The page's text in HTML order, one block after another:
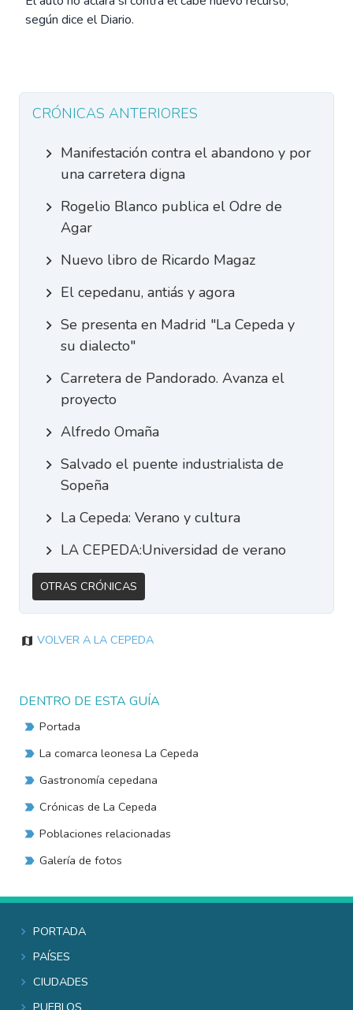
según dice el Diario.
CRÓNICAS ANTERIORES
Manifestación contra el abandono y por
una carretera digna
Rogelio Blanco publica el Odre de
Agar
Nuevo libro de Ricardo Magaz
El cepedanu, antiás y agora
Se presenta en Madrid "La Cepeda y
su dialecto"
Carretera de Pandorado. Avanza el
proyecto
Alfredo Omaña
Salvado el puente industrialista de
Sopeña
La Cepeda: Verano y cultura
LA CEPEDA:Universidad de verano
Otras Crónicas
Volver a La Cepeda
DENTRO DE ESTA GUÍA
Portada
La comarca leonesa La Cepeda
Gastronomía cepedana
Crónicas de La Cepeda
Poblaciones relacionadas
Galería de fotos
Portada
Países
Ciudades
Pueblos